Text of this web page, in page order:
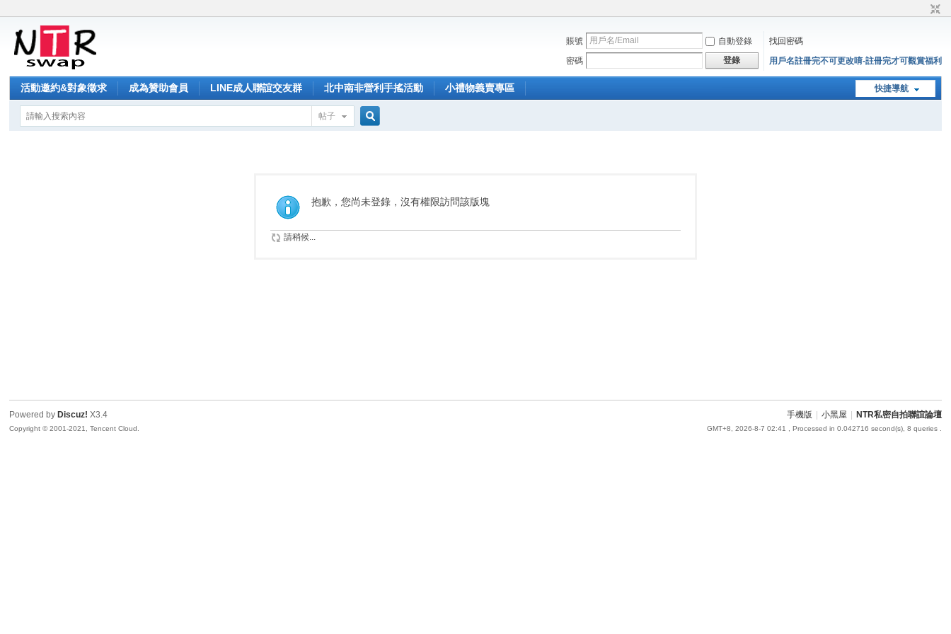
賬號 自動登錄
找回密碼
密碼
登錄 用戶名註冊完不可更改唷-註冊完才可觀賞福利
快捷導航
活動邀約&對象徵求 成為贊助會員 LINE成人聯誼交友群 北中南非營利手搖活動 小禮物義賣專區
帖子
索
抱歉，您尚未登錄，沒有權限訪問該版塊
請稍候...
手機版 小黑屋 NTR私密自拍聯誼論壇
GMT+8, 2026-8-7 02:41 , Processed in 0.042716 second(s), 8 queries .
Powered by Discuz! X3.4
Copyright © 2001-2021, Tencent Cloud.